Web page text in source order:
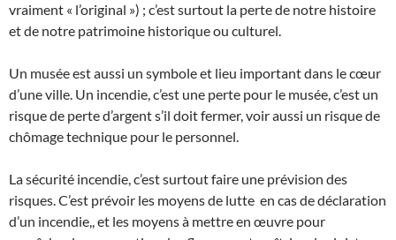
vraiment « l’original ») ; c’est surtout la perte de notre histoire
et de notre patrimoine historique ou culturel.
Un musée est aussi un symbole et lieu important dans le cœur
d’une ville. Un incendie, c’est une perte pour le musée, c’est un
risque de perte d’argent s’il doit fermer, voir aussi un risque de
chômage technique pour le personnel.
La sécurité incendie, c’est surtout faire une prévision des
risques. C’est prévoir les moyens de lutte en cas de déclaration
d’un incendie,, et les moyens à mettre en œuvre pour